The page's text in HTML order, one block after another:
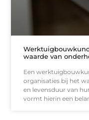
waarde van
Een
organisaties bij het
en levensduur van
vormt hierin een